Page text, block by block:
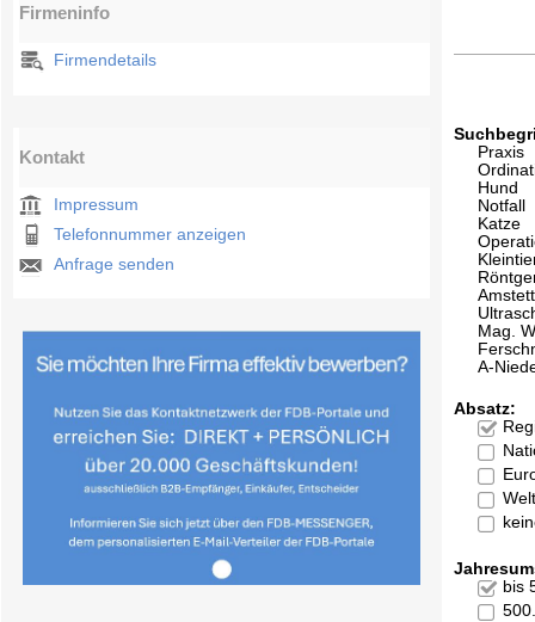
Firmeninfo
Firmendetails
Kontakt
Impressum
Telefonnummer anzeigen
Anfrage senden
Praxis
Hund
Notfall
Katze
Mag.
A-
Absatz:
bis